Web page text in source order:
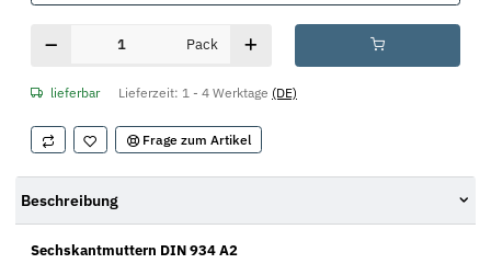
Pack
lieferbar Lieferzeit: 1 - 4 Werktage (DE)
Frage zum Artikel
Beschreibung
Sechskantmuttern DIN 934 A2